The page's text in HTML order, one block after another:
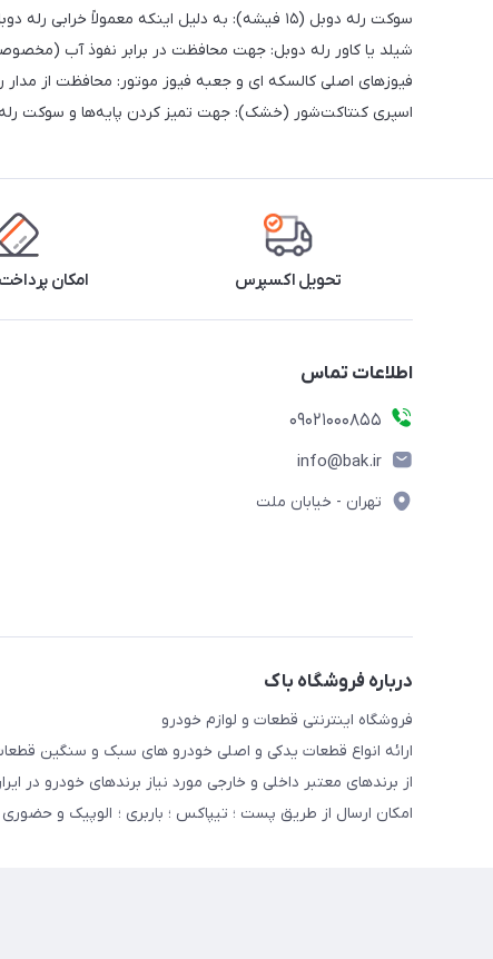
سوکت رله دوبل (۱۵ فیشه): به دلیل اینکه معمولاً خرابی رله دوبل همراه با ذوب شدن یا شل شدن سوکت آن است.
شیلد یا کاور رله دوبل: جهت محافظت در برابر نفوذ آب (مخصوصاً در پژو ۴۰۵ که رله دوبل نزدیک
فیوزهای اصلی کالسکه ای و جعبه فیوز موتور: محافظت از مدار
اسپری کنتاکت‌شور (خشک): جهت تمیز کردن پایه‌ها و سوکت رله
تحویل اکسپرس امکان
اطلاعات تماس
09021000855
info@bak.ir
تهران - خیابان ملت
درباره فروشگاه باک
فروشگاه اینترنتی قطعات و لوازم خودرو
ارائه انواع قطعات یدکی و اصلی خودرو های سبک و سنگین
از برندهای معتبر داخلی و خارجی مورد نیاز برندهای خودرو در
امکان ارسال از طریق پست ؛ تیپاکس ؛ باربری ؛ الوپیک و حضوری